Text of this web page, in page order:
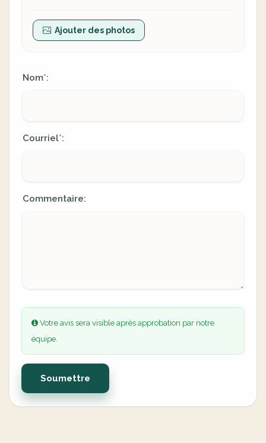
Ajouter des photos
Nom*:
Courriel*:
Commentaire:
Votre avis sera visible après approbation par notre
équipe.
Soumettre